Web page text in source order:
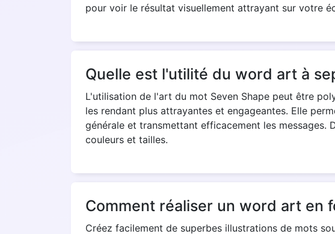
pour voir le résultat visuellement attrayant sur votre
Quelle est l'utilité du word art à
L'utilisation de l'art du mot Seven Shape peut être
les rendant plus attrayantes et engageantes. Elle
générale et transmettant efficacement les messages.
couleurs et tailles.
Comment réaliser un word art en
Créez facilement de superbes illustrations de mots